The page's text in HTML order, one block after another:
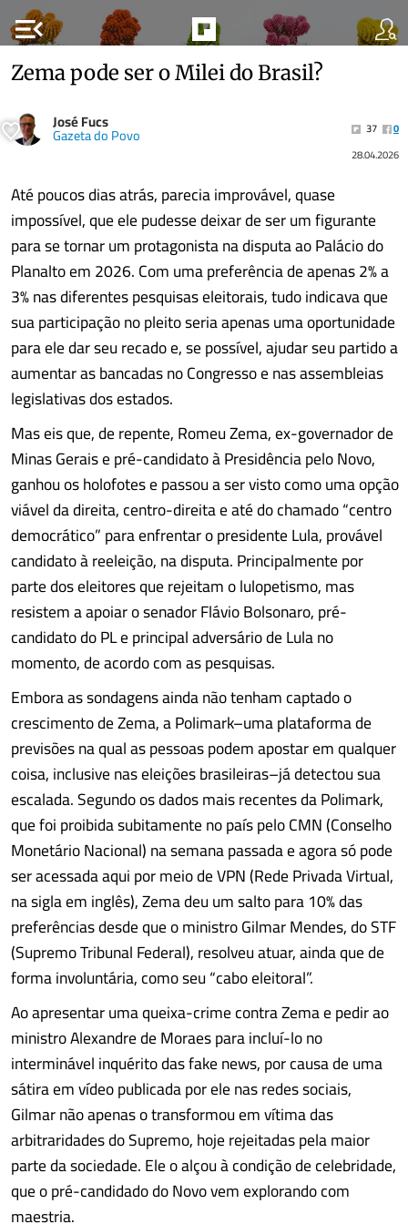
menu_open
Zema pode ser o Milei do Brasil?
José Fucs
Gazeta do Povo 37
0
28.04.2026
Até poucos dias atrás, parecia improvável, quase
impossível, que ele pudesse deixar de ser um figurante
para se tornar um protagonista na disputa ao Palácio do
Planalto em 2026. Com uma preferência de apenas 2% a
3% nas diferentes pesquisas eleitorais, tudo indicava que
sua participação no pleito seria apenas uma oportunidade
para ele dar seu recado e, se possível, ajudar seu partido a
aumentar as bancadas no Congresso e nas assembleias
legislativas dos estados.
Mas eis que, de repente, Romeu Zema, ex-governador de
Minas Gerais e pré-candidato à Presidência pelo Novo,
ganhou os holofotes e passou a ser visto como uma opção
viável da direita, centro-direita e até do chamado “centro
democrático” para enfrentar o presidente Lula, provável
candidato à reeleição, na disputa. Principalmente por
parte dos eleitores que rejeitam o lulopetismo, mas
resistem a apoiar o senador Flávio Bolsonaro, pré-
candidato do PL e principal adversário de Lula no
momento, de acordo com as pesquisas.
Embora as sondagens ainda não tenham captado o
crescimento de Zema, a Polimark–uma plataforma de
previsões na qual as pessoas podem apostar em qualquer
coisa, inclusive nas eleições brasileiras–já detectou sua
escalada. Segundo os dados mais recentes da Polimark,
que foi proibida subitamente no país pelo CMN (Conselho
Monetário Nacional) na semana passada e agora só pode
ser acessada aqui por meio de VPN (Rede Privada Virtual,
na sigla em inglês), Zema deu um salto para 10% das
preferências desde que o ministro Gilmar Mendes, do STF
(Supremo Tribunal Federal), resolveu atuar, ainda que de
forma involuntária, como seu “cabo eleitoral”.
Ao apresentar uma queixa-crime contra Zema e pedir ao
ministro Alexandre de Moraes para incluí-lo no
interminável inquérito das fake news, por causa de uma
sátira em vídeo publicada por ele nas redes sociais,
Gilmar não apenas o transformou em vítima das
arbitraridades do Supremo, hoje rejeitadas pela maior
parte da sociedade. Ele o alçou à condição de celebridade,
que o pré-candidado do Novo vem explorando com
maestria.